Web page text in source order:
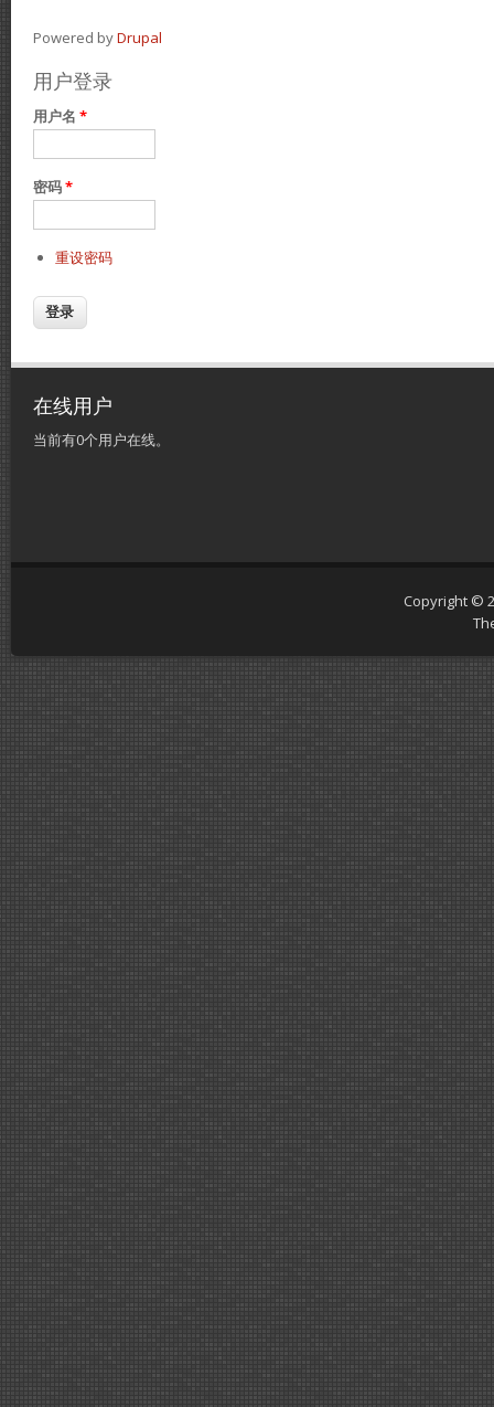
Powered byDrupal
用户登录
用户名 *
密码*
重设密码
在线用户
当前有0个用户在线。
Copyright ©